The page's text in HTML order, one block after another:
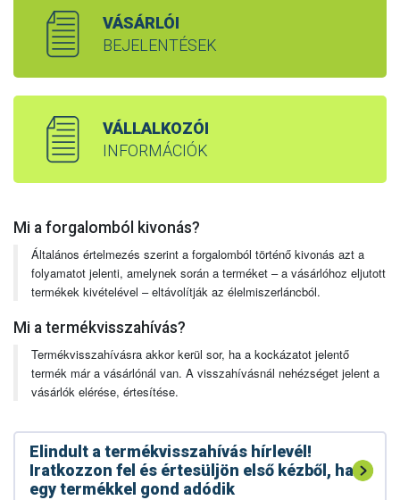
VÁSÁRLÓI
BEJELENTÉSEK
VÁLLALKOZÓI
INFORMÁCIÓK
Mi a forgalomból kivonás?
Általános értelmezés szerint a forgalomból történő kivonás azt a
folyamatot jelenti, amelynek során a terméket – a vásárlóhoz eljutott
termékek kivételével – eltávolítják az élelmiszerláncból.
Mi a termékvisszahívás?
Termékvisszahívásra akkor kerül sor, ha a kockázatot jelentő
termék már a vásárlónál van. A visszahívásnál nehézséget jelent a
vásárlók elérése, értesítése.
Elindult a termékvisszahívás hírlevél!
Iratkozzon fel és értesüljön első kézből, ha
egy termékkel gond adódik